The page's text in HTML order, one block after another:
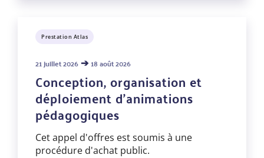
Prestation Atlas
21 juillet 2026 ➔18 août 2026
Conception, organisation et
déploiement d'animations
pédagogiques
Cet appel d'offres est soumis à une
procédure d'achat public.